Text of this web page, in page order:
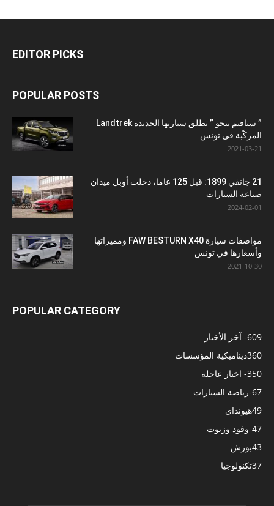
EDITOR PICKS
POPULAR POSTS
” ستافيم بيجو ” تطلق سيارتها الجديدة Landtrek
المركّبة في تونس
2021-03-21
21 جانفي 1899: قبل 125 عاما، دخلت أوبل ميدان
صناعة السيارات
2024-02-01
مواصفات سيارة FAW BESTURN X40 ومميزاتها
وأسعارها في تونس
2021-10-30
POPULAR CATEGORY
- آخر الأخبار609
ديناميكية المؤسسات360
- اخبار عاجلة350
-رياضة السيارات67
هيونداي49
-وقود وزيوت47
بورش43
تكنولوجيا37